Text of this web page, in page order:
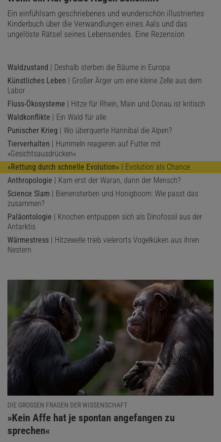
Ein einfühlsam geschriebenes und wunderschön illustriertes
Kinderbuch über die Verwandlungen eines Aals und das
ungelöste Rätsel seines Lebensendes. Eine Rezension
Waldzustand | Deshalb sterben die Bäume in Europa
Künstliches Leben | Großer Ärger um eine kleine Zelle aus dem
Labor
Fluss-Ökosysteme | Hitze für Rhein, Main und Donau ist kritisch
Waldkonflikte | Ein Wald für alle
Punischer Krieg | Wo überquerte Hannibal die Alpen?
Tierverhalten | Hummeln reagieren auf Futter mit
»Gesichtsausdrücken«
»Rettung durch schnelle Evolution« | Evolution als Chance
Anthropologie | Kam erst der Waran, dann der Mensch?
Science Slam | Bienensterben und Honigboom: Wie passt das
zusammen?
Paläontologie | Knochen entpuppen sich als Dinofossil aus der
Antarktis
Wärmestress | Hitzewelle trieb vielerorts Vogelküken aus ihren
Nestern
DIE GROSSEN FRAGEN DER WISSENSCHAFT
:
»Kein Affe hat je spontan angefangen zu
sprechen«